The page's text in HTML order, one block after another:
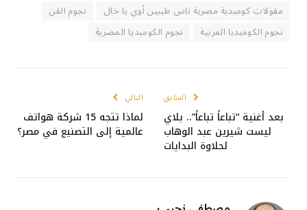
مقولات كوميدية مصرية ناس طيبين أوي يا خال
نجوم الفن
نجوم الكوميديا العربية
نجوم الكوميديا المصرية
السابق
بعد أغنية “تباعاً تباعاً”.. بلاي
ليست شيرين عبد الوهاب
لحلاوة البدايات
التالي
لماذا تتجه 15 شركة هواتف
عالمية إلى التصنيع في مصر؟